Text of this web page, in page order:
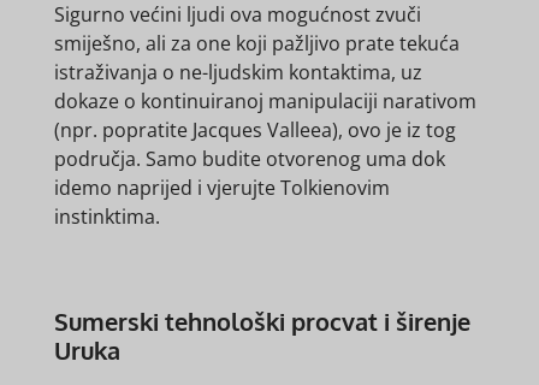
Sigurno većini ljudi ova mogućnost zvuči
smiješno, ali za one koji pažljivo prate tekuća
istraživanja o ne-ljudskim kontaktima, uz
dokaze o kontinuiranoj manipulaciji narativom
(npr. popratite Jacques Valleea), ovo je iz tog
područja. Samo budite otvorenog uma dok
idemo naprijed i vjerujte Tolkienovim
instinktima.
Sumerski tehnološki procvat i širenje
Uruka